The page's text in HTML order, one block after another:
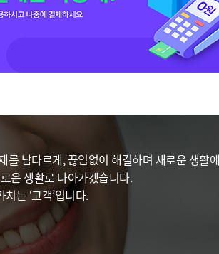
를 남다르게, 끊임없이 해결하며 새로운 생활
운 생활로 나아가겠습니다.
는 ‘고객’입니다.